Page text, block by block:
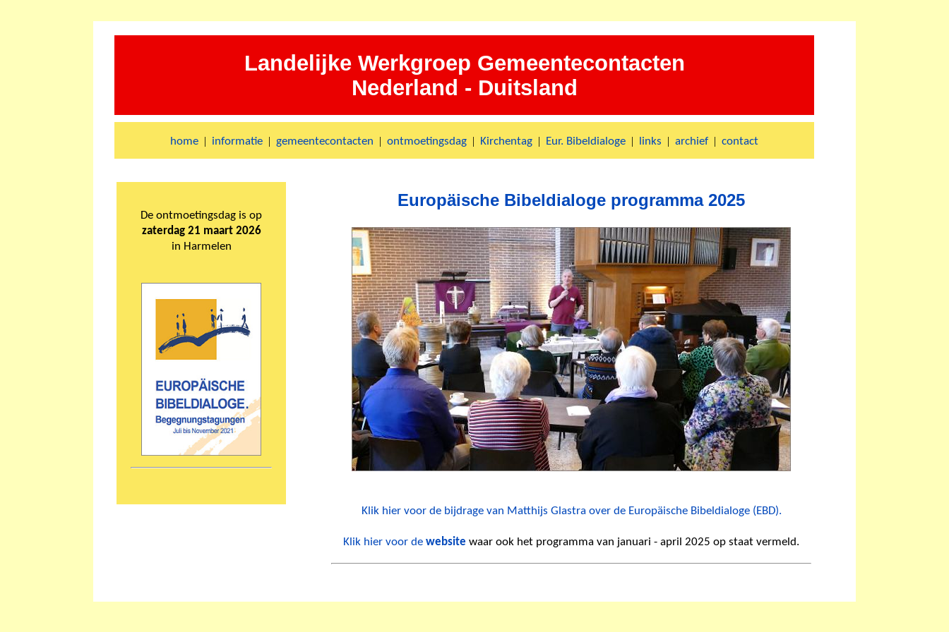
Landelijke Werkgroep Gemeentecontacten
Nederland - Duitsland
home | informatie | gemeentecontacten | ontmoetingsdag | Kirchentag | Eur. Bibeldialoge | links | archief | contact
De ontmoetingsdag is op
zaterdag 21 maart 2026
in Harmelen
Europäische Bibeldialoge programma 2025
Klik hier voor de bijdrage van Matthijs Glastra over de Europäische Bibeldialoge (EBD).
Klik hier voor de website waar ook het programma van januari - april 2025 op staat vermeld.